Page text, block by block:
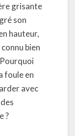
grisante
son
hauteur,
bien
foule en
avec
?